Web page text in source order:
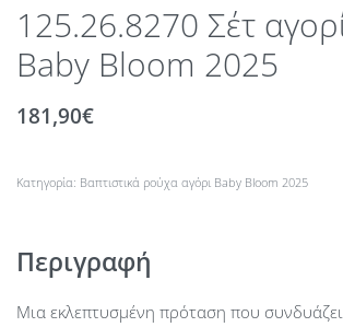
125.26.8270 Σέτ
Baby Bloom 2025
181,90€
Κατηγορία: Βαπτιστικά ρούχα αγόρι Βaby Βloom 2025
Περιγραφή
Μια εκλεπτυσμένη πρόταση που